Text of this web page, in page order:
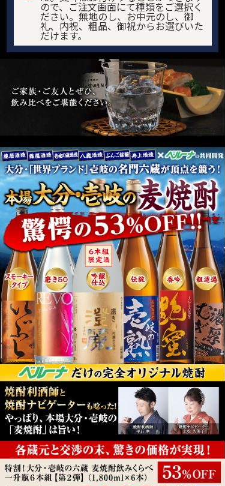
ので、ご注文画面にて種類をご選択く
ださい。無地のし、お中元のし、御
礼、内祝、粗品、御祝からお選びいた
だけます。